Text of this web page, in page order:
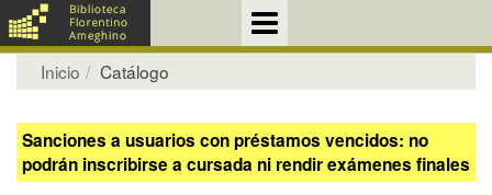
Inicio Catálogo
Sanciones a usuarios con préstamos vencidos: no
podrán inscribirse a cursada ni rendir exámenes finales